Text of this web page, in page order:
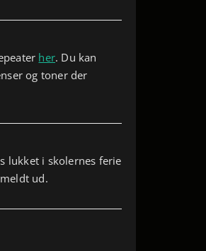
her. Du kan
og toner der
lukket i skolernes ferie
ud.